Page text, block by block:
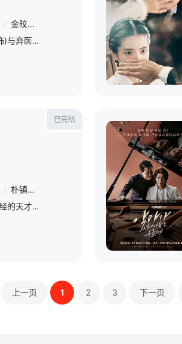
/ 金旼序 / 卢正义 / 许成泰
讲述了追名逐利的女检察官(郑丽媛 饰)与弃医从文的菜鸟新手检察官(尹贤旻 饰)联手将以儿童和女性作为犯罪对象的罪犯绳之以法的故事【嘿叭电影-热播电视剧免费在线观看】
已完结
/ 朴镇宇 李璟荣 / 刘在明 / 尹世雅
讲述了儿时经历脑部手术失去情感神经的天才检察官黄时木（曹承佑 饰）8年来在腐败的检查厅内一直孤军奋战，直到某天一具诡异的尸体让他卷入了一场恐怖的连环杀人事件【嘿叭电影-热播综艺免费在线观看】裴斗娜饰演
上一页 1 2 3 下一页